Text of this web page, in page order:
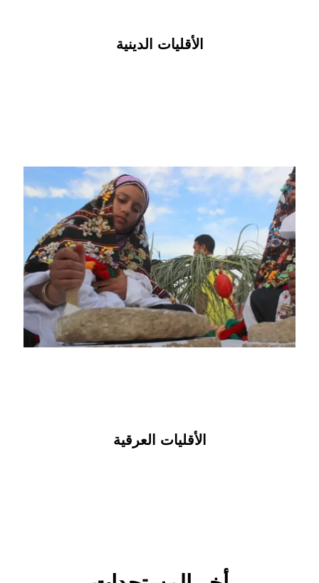
الأقليات الدينية
الأقليات العرقية
الأقليات العرقية
تتضمن هذه الأقليات النوبيين والبدو والأمازيغ والغجر
والبجة
المزيد